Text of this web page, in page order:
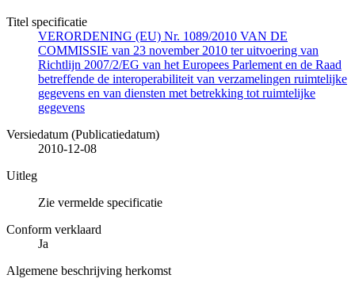
Titel specificatie
VERORDENING (EU) Nr. 1089/2010 VAN DE
COMMISSIE van 23 november 2010 ter uitvoering van
Richtlijn 2007/2/EG van het Europees Parlement en de Raad
betreffende de interoperabiliteit van verzamelingen ruimtelijke
gegevens en van diensten met betrekking tot ruimtelijke
gegevens
Versiedatum (Publicatiedatum)
2010-12-08
Uitleg
Zie vermelde specificatie
Conform verklaard
Ja
Algemene beschrijving herkomst